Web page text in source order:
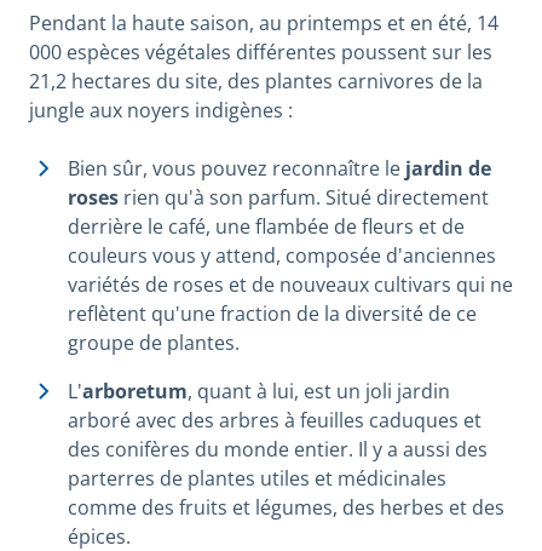
Pendant la haute saison, au printemps et en été, 14
000 espèces végétales différentes poussent sur les
21,2 hectares du site, des plantes carnivores de la
jungle aux noyers indigènes :
Bien sûr, vous pouvez reconnaître le jardin de
roses rien qu'à son parfum. Situé directement
derrière le café, une flambée de fleurs et de
couleurs vous y attend, composée d'anciennes
variétés de roses et de nouveaux cultivars qui ne
reflètent qu'une fraction de la diversité de ce
groupe de plantes.
L'arboretum, quant à lui, est un joli jardin
arboré avec des arbres à feuilles caduques et
des conifères du monde entier. Il y a aussi des
parterres de plantes utiles et médicinales
comme des fruits et légumes, des herbes et des
épices.